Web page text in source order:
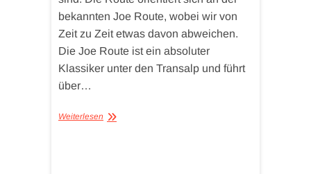
bekannten Joe Route, wobei wir von
Zeit zu Zeit etwas davon abweichen.
Die Joe Route ist ein absoluter
Klassiker unter den Transalp und führt
über…
Weiterlesen